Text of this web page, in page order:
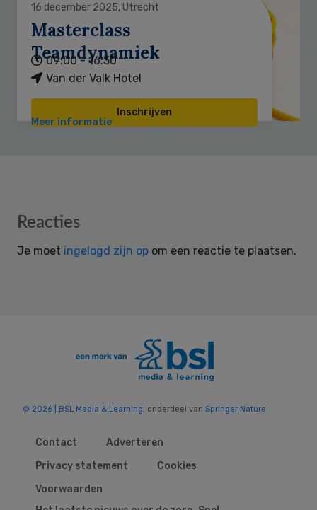
16 december 2025, Utrecht
Masterclass
Teamdynamiek
09:00 - 16:30
Van der Valk Hotel
Inschrijven
Meer informatie
Reader
Reacties
Je moet ingelogd zijn op om een reactie te plaatsen.
© 2026 | BSL Media & Learning, onderdeel van Springer Nature
Contact
Adverteren
Privacy statement
Cookies
Voorwaarden